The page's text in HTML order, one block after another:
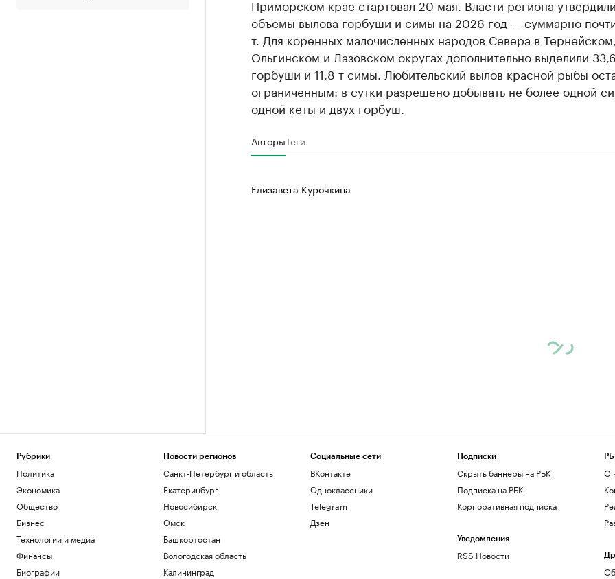
Приморском крае стартовал 20 мая. Власти региона утвердили
объемы вылова горбуши и симы на 2026 год — суммарно
т. Для коренных малочисленных народов Севера в Тернейском,
Ольгинском и Лазовском округах дополнительно выделили
горбуши и 11,8 т симы. Любительский вылов красной рыбы
ограниченным: в сутки разрешено добывать не более одной
одной кеты и двух горбуш.
АвторыТеги
Елизавета Курочкина
Рубрики
Политика
Экономика
Общество
Бизнес
Технологии и медиа
Финансы
Биографии
Новости регионов
Санкт-Петербург и область
Екатеринбург
Новосибирск
Омск
Башкортостан
Вологодская область
Калининград
Социальные сети
ВКонтакте
Одноклассники
Telegram
Дзен
Подписки
Скрыть баннеры на РБК
Подписка на РБК
Корпоративная подписка
Уведомления
RSS Новости
О